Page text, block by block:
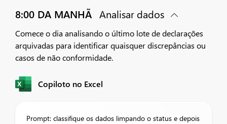
8:00 DA MANHÃ Analisar dados
Comece o dia analisando o último lote de declarações
arquivadas para identificar quaisquer discrepâncias ou
casos de não conformidade.
Copiloto no Excel
Prompt: classifique os dados limpando o status e depois